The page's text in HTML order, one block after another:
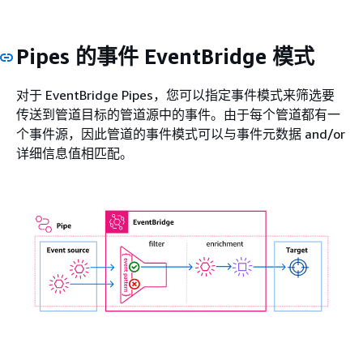
Pipes 的事件 EventBridge 模式
对于 EventBridge Pipes，您可以指定事件模式来筛选要
传送到管道目标的管道源中的事件。由于每个管道都有一
个事件源，因此管道的事件模式可以与事件元数据 and/or
详细信息值相匹配。